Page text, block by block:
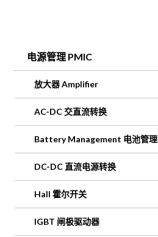
电源管理 PMIC
放大器 Amplifier
AC-DC 交直流转换
Battery Management 电池管理
DC-DC 直流电源转换
Hall 霍尔开关
IGBT 闸极驱动器